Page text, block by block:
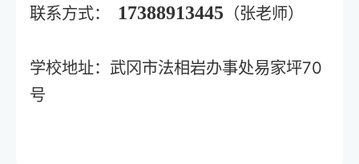
联系方式： 17388913445 （张老师）
学校地址：武冈市法相岩办事处易家坪70
号